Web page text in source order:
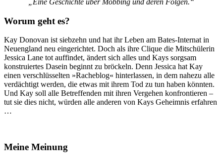
Worum geht es?
Kay Donovan ist siebzehn und hat ihr Leben am Bates-Internat in
Neuengland neu eingerichtet. Doch als ihre Clique die Mitschülerin
Jessica Lane tot auffindet, ändert sich alles und Kays sorgsam
konstruiertes Dasein beginnt zu bröckeln. Denn Jessica hat Kay
einen verschlüsselten »Racheblog« hinterlassen, in dem nahezu alle
verdächtigt werden, die etwas mit ihrem Tod zu tun haben könnten.
Und Kay soll alle Betreffenden mit ihren Vergehen konfrontieren –
tut sie dies nicht, würden alle anderen von Kays Geheimnis erfahren
…
Meine Meinung